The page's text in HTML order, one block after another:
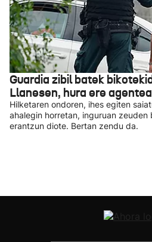
Guardia zibil batek
Llanesen, hura ere agentea
Hilketaren ondoren, ihes egiten
ahalegin horretan, inguruan
erantzun diote. Bertan zendu da.